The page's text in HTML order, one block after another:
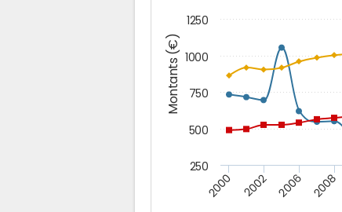
Montants (€)
2000 2002 2006 2008
250
500
750
1000
1250